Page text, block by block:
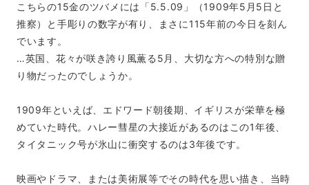
こちらの15金のツバメには「5.5.09」（1909年5月5日と
推察）と手彫りの数字が有り、まさに115年前の今日を刻ん
でいます。
…英国、花々が咲き誇り風薫る5月、大切な方への特別な贈
り物だったのでしょうか。
1909年といえば、エドワード朝後期、イギリスが栄華を極
めていた時代。ハレー彗星の大接近があるのはこの1年後、
タイタニック号が氷山に衝突するのは3年後です。
映画やドラマ、または美術展等でその時代を思い描き、当時